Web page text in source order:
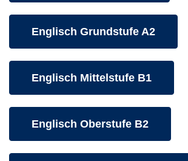
Kurse des folgenden
Englisch Grundstufe A2
Kurse des folgenden
Englisch Mittelstufe B1
Kurse des folgenden
Englisch Oberstufe B2